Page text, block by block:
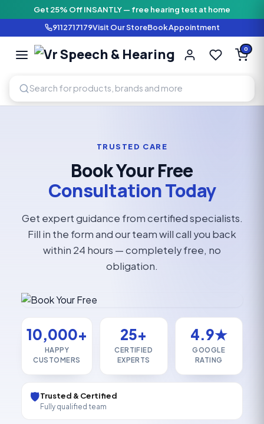
Get 25% Off INSANTLY — free hearing test at home
9112717179Visit Our StoreBook Appointment
Vr Speech
SPEECH AND HEARING
0
TRUSTED CARE
Book Your Free
Consultation Today
Get expert guidance from certified specialists.
Fill in the form and our team will call you back
within 24 hours — completely free, no
obligation.
10,000+
HAPPY
CUSTOMERS
25+
CERTIFIED
EXPERTS
4.9★
GOOGLE
RATING
🛡️Trusted & Certified
Fully qualified team